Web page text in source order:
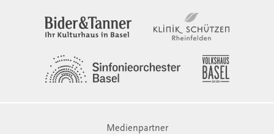
Medienpartner